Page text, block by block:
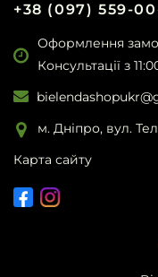
+38 (097) 559-
Оформлення
Консультації з
м. Дніпро, вул.
Карта сайту